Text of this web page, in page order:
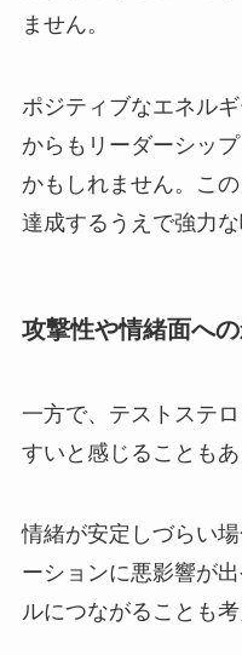
ません。
ポジティブなエネル
からもリーダーシッ
かもしれません。こ
達成するうえで強力な
攻撃性や情緒面へ
一方で、テストステ
すいと感じることもあ
情緒が安定しづらい
ーションに悪影響が
ルにつながることも考